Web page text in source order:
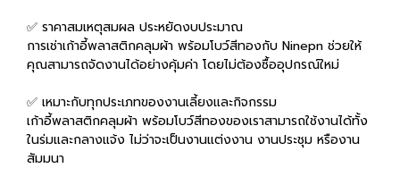
✅ ราคาสมเหตุสมผล ประหยัดงบประมาณ
การเช่าเก้าอี้พลาสติกคลุมผ้า พร้อมโบว์สีทองกับ Ninepn ช่วยให้
คุณสามารถจัดงานได้อย่างคุ้มค่า โดยไม่ต้องซื้ออุปกรณ์ใหม่
✅ เหมาะกับทุกประเภทของงานเลี้ยงและกิจกรรม
เก้าอี้พลาสติกคลุมผ้า พร้อมโบว์สีทองของเราสามารถใช้งานได้ทั้ง
ในร่มและกลางแจ้ง ไม่ว่าจะเป็นงานแต่งงาน งานประชุม หรืองาน
สัมมนา